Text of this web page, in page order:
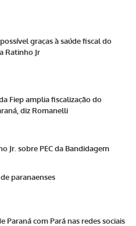
graças à saúde fiscal do
Ratinho Jr
Fiep amplia fiscalização do
diz Romanelli
Jr. sobre PEC da Bandidagem
paranaenses
Paraná com Pará nas redes sociais